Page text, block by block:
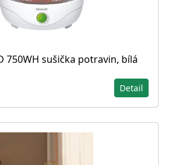
750WH sušička potravin, bílá
Detail